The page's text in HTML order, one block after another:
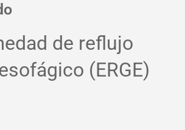
de reflujo
(ERGE)